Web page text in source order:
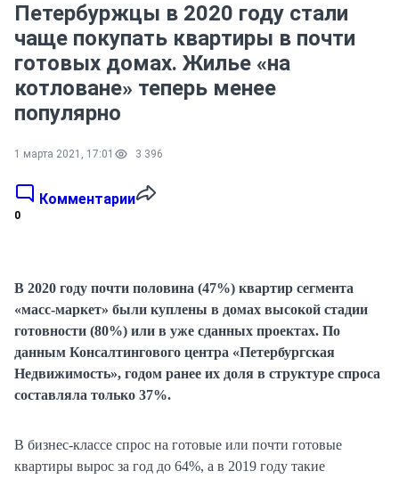
Петербуржцы в 2020 году стали
чаще покупать квартиры в почти
готовых домах. Жилье «на
котловане» теперь менее
популярно
1 марта 2021, 17:01 3 396
Комментарии
0
В 2020 году почти половина (47%) квартир сегмента
«масс-маркет» были куплены в домах высокой стадии
готовности (80%) или в уже сданных проектах. По
данным Консалтингового центра «Петербургская
Недвижимость», годом ранее их доля в структуре спроса
составляла только 37%.
В бизнес-классе спрос на готовые или почти готовые
квартиры вырос за год до 64%, а в 2019 году такие